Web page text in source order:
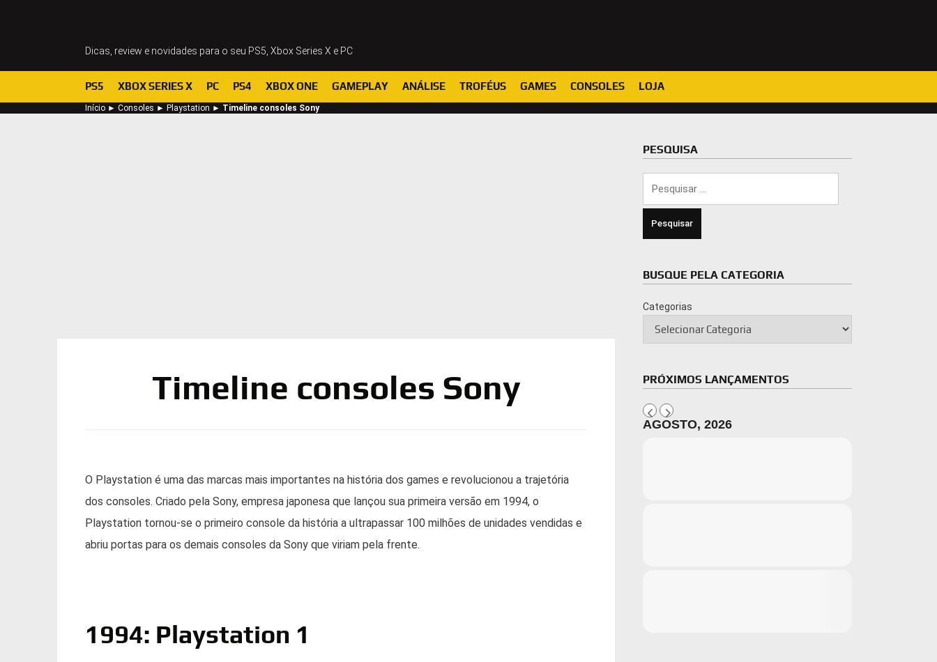
Dicas, review e novidades para o seu PS5, Xbox Series X e PC
PS5 XBOX SERIES X PC PS4 XBOX ONE GAMEPLAY ANÁLISE TROFÉUS GAMES CONSOLES LOJA
Início ► Consoles ► Playstation ► Timeline consoles Sony
Timeline consoles Sony
O Playstation é uma das marcas mais importantes na história dos games e revolucionou a trajetória
dos consoles. Criado pela Sony, empresa japonesa que lançou sua primeira versão em 1994, o
Playstation tornou-se o primeiro console da história a ultrapassar 100 milhões de unidades vendidas e
abriu portas para os demais consoles da Sony que viriam pela frente.
1994: Playstation 1
PESQUISA
BUSQUE PELA CATEGORIA
Categorias
PRÓXIMOS LANÇAMENTOS
AGOSTO, 2026